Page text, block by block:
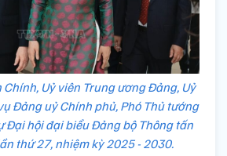
Uỷ viên Trung ương Đảng, Uỷ
Đảng uỷ Chính phủ, Phó Thủ tướng
Đại hội đại biểu Đảng bộ Thông tấn
thứ 27, nhiệm kỳ 2025 - 2030.